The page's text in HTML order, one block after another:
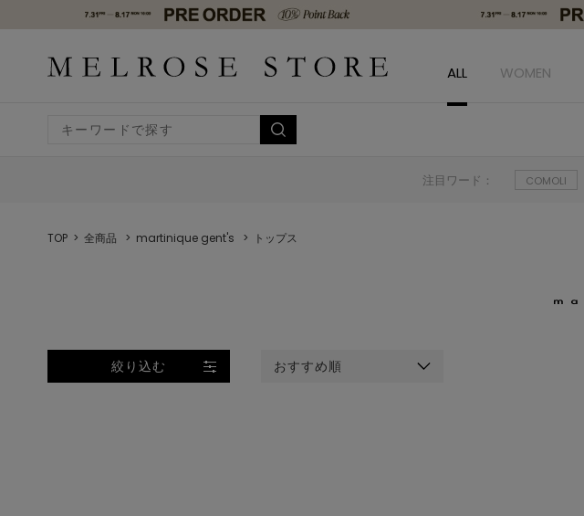
ALL WOMEN
注目ワード： COMOLI
TOP 全商品 martinique gent's トップス
絞り込む おすすめ順